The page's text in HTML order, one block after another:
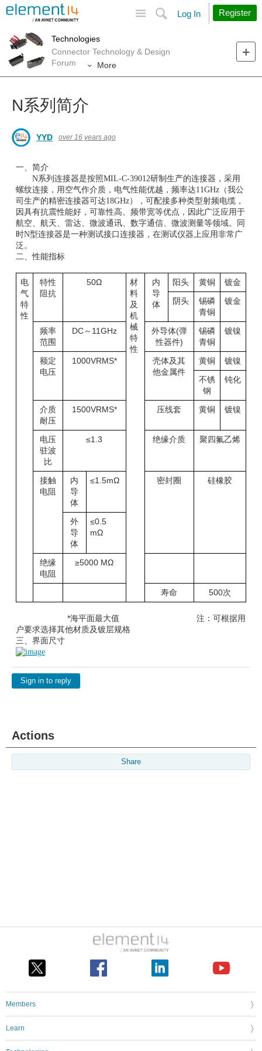
Search
Log In Register
Technologies
Connector Technology & Design
Forum
More
N系列简介
YYD over 16 years ago
一、简介
N系列连接器是按照MIL-C-39012研制生产的连接器，采用
螺纹连接，用空气作介质，电气性能优越，频率达11GHz（我公
司生产的精密连接器可达18GHz），可配接多种类型射频电缆，
因具有抗震性能好，可靠性高、频带宽等优点，因此广泛应用于
航空、航天、雷达、微波通讯、数字通信、微波测量等领域。同
时N型连接器是一种测试接口连接器，在测试仪器上应用非常广
泛。
二、性能指标
电
气
特
性
特性
阻抗
50Ω
材
料
及
机
械
特
性
内
导
体
阳头 黄铜
镀金
阴头
锡磷
青铜
镀金
频率
范围
DC～11GHz
外导体(弹
性器件)
锡磷
青铜
镀镍
额定
电压
1000VRMS*
壳体及其
他金属件
黄铜
镀镍
不锈
钢
钝化
介质
耐压
1500VRMS* 压线套 黄铜 镀镍
电压
驻波
比
≤1.3 绝缘介质 聚四氟乙烯
接触
电阻
内
导
体
≤1.5mΩ 密封圈 硅橡胶
外
导
体
≤0.5
mΩ
绝缘
电阻
≥5000 MΩ
寿命 500次
*海平面最大值 注：可根据用
户要求选择其他材质及镀层规格
三、界面尺寸
Sign in to reply
Actions
Share
Members
Learn